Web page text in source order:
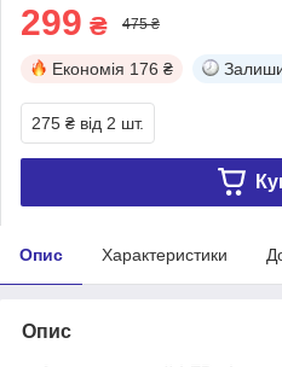
299 ₴ 475 ₴
Економія 176 ₴
275 ₴ від 2 шт.
Опис Характеристики
Опис